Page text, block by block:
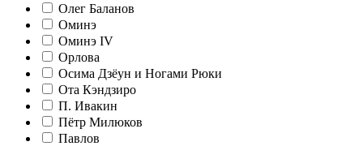
Олег Баланов
Оминэ
Оминэ IV
Орлова
Осима Дзёун и Ногами Рюки
Ота Кэндзиро
П. Ивакин
Пётр Милюков
Павлов